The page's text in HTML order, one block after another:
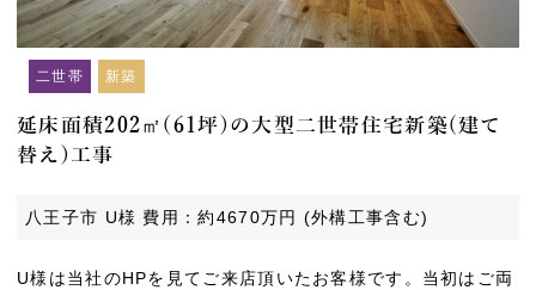
二世帯 新築
延床面積202㎡(61坪)の大型二世帯住宅新築(建て
替え)工事
八王子市 U様 費用：約4670万円 (外構工事含む)
U様は当社のHPを見てご来店頂いたお客様です。当初はご両